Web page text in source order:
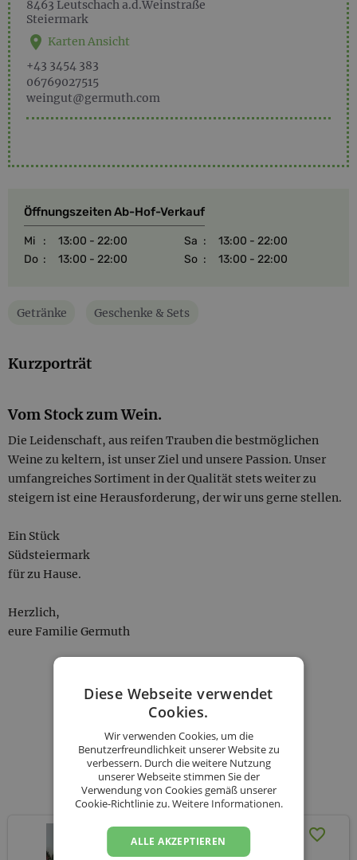
8463 Leutschach a.d.Weinstraße
Steiermark
Karten Ansicht
+43 3454 383
06769027515
weingut@germuth.com
Öffnungszeiten Ab-Hof-Verkauf
Mi :
13:00 - 22:00
Do : 13:00 - 22:00
Sa :
13:00 - 22:00
So : 13:00 - 22:00
Getränke Geschenke & Sets
Kurzporträt
Vom Stock zum Wein.
Die Leidenschaft, aus reifen Trauben die bestmöglichen
Weine zu keltern, ist unser Ziel und unsere Passion. Unser
umfangreiches Sortiment in der Qualität stets weiter zu
steigern ist eine Herausforderung, der wir uns gerne stellen.
Ein Stück
Südsteiermark
für zu Hause. ­
Herzlich,
eure Familie Germuth
BESTELLUNG STARTEN
Unsere Produkte
Winter-Weinpaket
(versandkostenfrei)
Diese Webseite verwendet
Cookies.
Wir verwenden Cookies, um die
Benutzerfreundlichkeit unserer Website zu
verbessern. Durch die weitere Nutzung
unserer Webseite stimmen Sie der
Verwendung von Cookies gemäß unserer
Cookie-Richtlinie zu.Weitere Informationen.
ALLE AKZEPTIEREN